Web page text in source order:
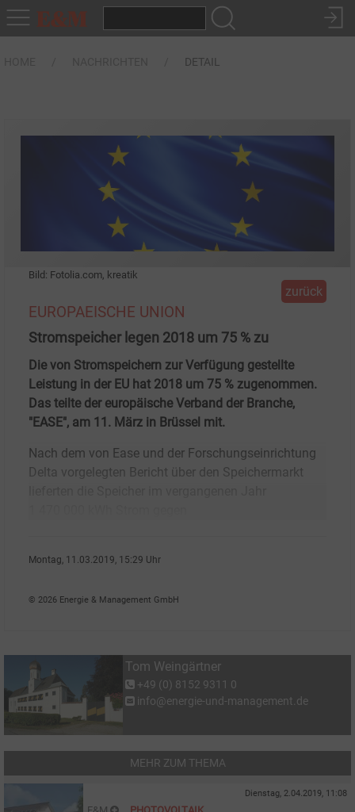
DETAIL
Bild: Fotolia.com, kreatik
zurück
EUROPAEISCHE UNION
Stromspeicher legen 2018 um 75 % zu
Die von Stromspeichern zur Verfügung gestellte
Leistung in der EU hat 2018 um 75 % zugenommen.
Das teilte der europäische Verband der Branche,
"EASE", am 11. März in Brüssel mit.
Nach dem von Ease und der Forschungseinrichtung
Delta vorgelegten Bericht über den Speichermarkt
Montag, 11.03.2019, 15:29 Uhr
© 2026 Energie & Management GmbH
Tom Weingärtner
+49 (0) 8152 9311 0
info@energie-und-management.de
MEHR ZUM THEMA
Dienstag, 2.04.2019, 11:08